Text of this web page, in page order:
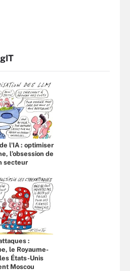
l'IA : optimiser
l’obsession de
secteur
:
le Royaume-
États-Unis
Moscou